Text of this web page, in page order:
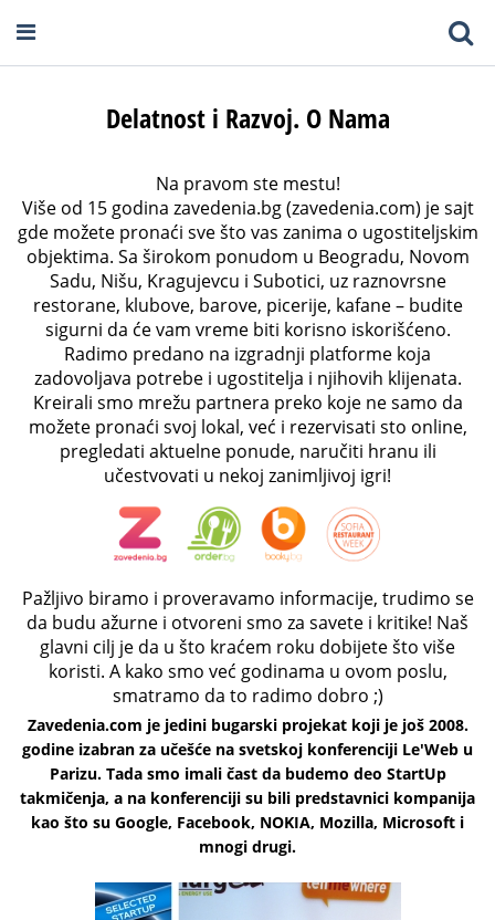
Delatnost i Razvoj. O Nama
Na pravom ste mestu!
Više od 15 godina zavedenia.bg (zavedenia.com) je sajt
gde možete pronaći sve što vas zanima o ugostiteljskim
objektima. Sa širokom ponudom u Beogradu, Novom
Sadu, Nišu, Kragujevcu i Subotici, uz raznovrsne
restorane, klubove, barove, picerije, kafane – budite
sigurni da će vam vreme biti korisno iskorišćeno.
Radimo predano na izgradnji platforme koja
zadovoljava potrebe i ugostitelja i njihovih klijenata.
Kreirali smo mrežu partnera preko koje ne samo da
možete pronaći svoj lokal, već i rezervisati sto online,
pregledati aktuelne ponude, naručiti hranu ili
učestvovati u nekoj zanimljivoj igri!
Pažljivo biramo i proveravamo informacije, trudimo se
da budu ažurne i otvoreni smo za savete i kritike! Naš
glavni cilj je da u što kraćem roku dobijete što više
koristi. A kako smo već godinama u ovom poslu,
smatramo da to radimo dobro ;)
Zavedenia.com je jedini bugarski projekat koji je još 2008.
godine izabran za učešće na svetskoj konferenciji Le'Web u
Parizu. Tada smo imali čast da budemo deo StartUp
takmičenja, a na konferenciji su bili predstavnici kompanija
kao što su Google, Facebook, NOKIA, Mozilla, Microsoft i
mnogi drugi.